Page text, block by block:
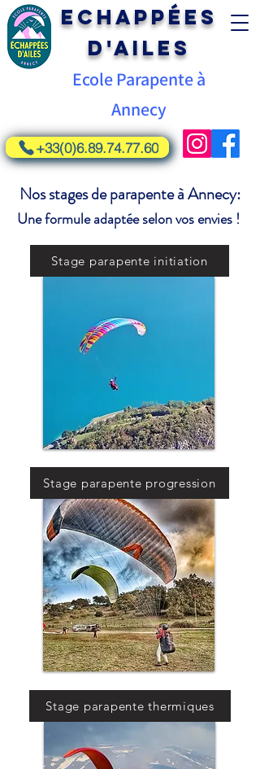
Echappées
d'Ailes
Ecole Parapente à
Annecy
+33(0)6.89.74.77.60
Nos stages de parapente à Annecy:
Une formule adaptée selon vos envies !
Stage parapente initiation
Stage parapente progression
Stage parapente thermiques